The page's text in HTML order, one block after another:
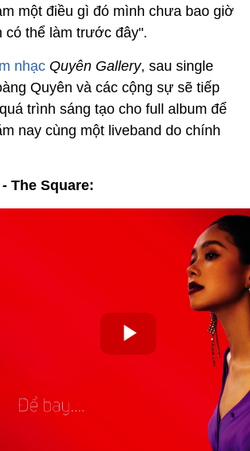
một điều gì đó mình chưa bao giờ
có thể làm trước đây".
nhạc Quyên Gallery, sau single
Quyên và các cộng sự sẽ tiếp
trình sáng tạo cho full album để
nay cùng một liveband do chính
The Square: